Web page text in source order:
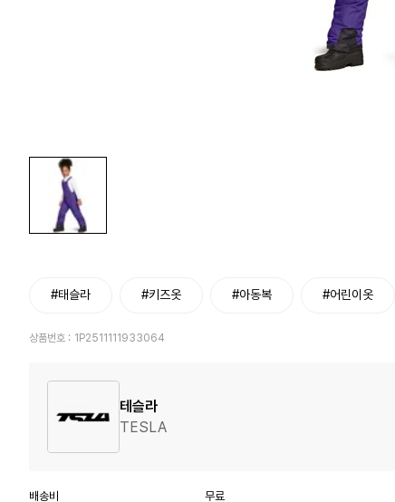
#태슬라 #키즈옷 #아동복 #어린이옷
상품번호 : 1P2511111933064
테슬라
TESLA
배송비
무료